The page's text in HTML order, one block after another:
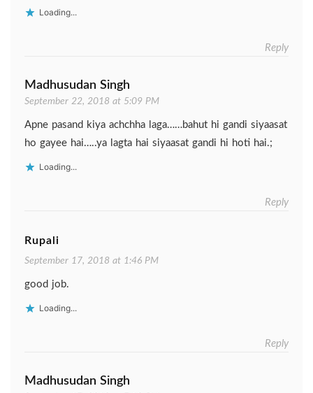
Loading...
Reply
Madhusudan Singh
September 22, 2018 at 5:09 PM
Apne pasand kiya achchha laga……bahut hi gandi siyaasat
ho gayee hai…..ya lagta hai siyaasat gandi hi hoti hai.;
Loading...
Reply
Rupali
September 17, 2018 at 1:46 PM
good job.
Loading...
Reply
Madhusudan Singh